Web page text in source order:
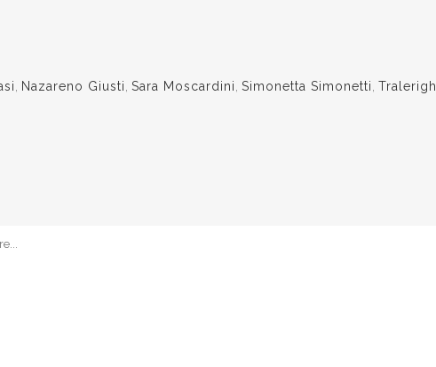
Nazareno Giusti Sara Moscardini Simonetta Simonetti